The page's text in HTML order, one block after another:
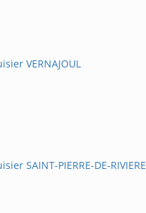
VERNAJOUL
SAINT-PIERRE-DE-RIVIERE